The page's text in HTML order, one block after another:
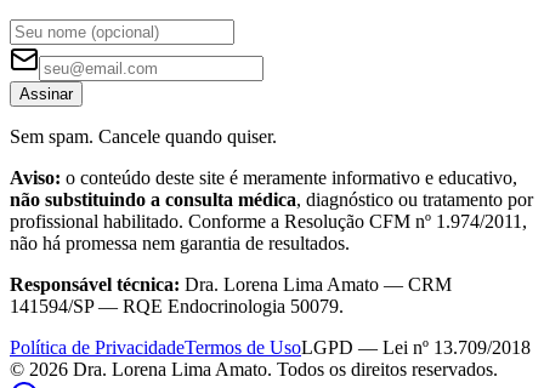
Assinar
Sem spam. Cancele quando quiser.
Aviso: o conteúdo deste site é meramente informativo e educativo,
não substituindo a consulta médica, diagnóstico ou tratamento por
profissional habilitado. Conforme a Resolução CFM nº 1.974/2011,
não há promessa nem garantia de resultados.
Responsável técnica: Dra. Lorena Lima Amato — CRM
141594/SP — RQE Endocrinologia 50079.
Política de PrivacidadeTermos de UsoLGPD — Lei nº 13.709/2018
© 2026 Dra. Lorena Lima Amato. Todos os direitos reservados.